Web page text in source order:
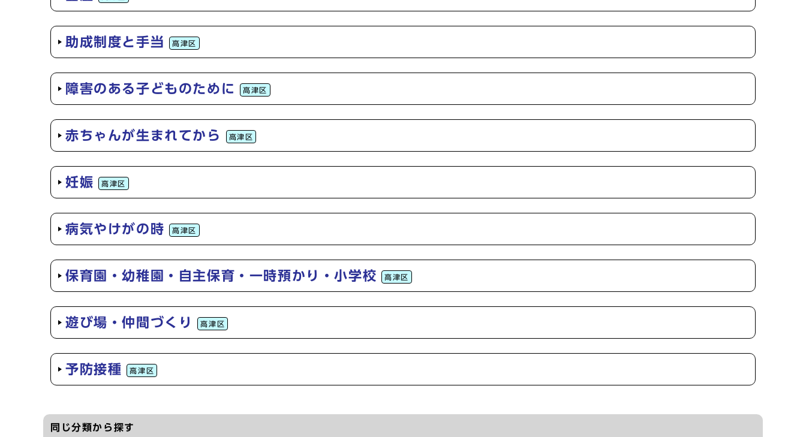
助成制度と手当 高津区
障害のある子どものために 高津区
赤ちゃんが生まれてから 高津区
妊娠 高津区
病気やけがの時 高津区
保育園・幼稚園・自主保育・一時預かり・小学校 高津区
遊び場・仲間づくり 高津区
予防接種 高津区
同じ分類から探す